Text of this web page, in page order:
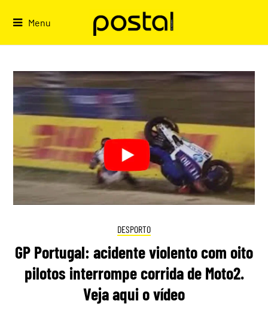
Menu
DESPORTO
GP Portugal: acidente violento com oito
pilotos interrompe corrida de Moto2.
Veja aqui o vídeo